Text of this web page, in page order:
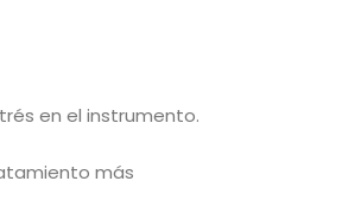
en el instrumento.
más